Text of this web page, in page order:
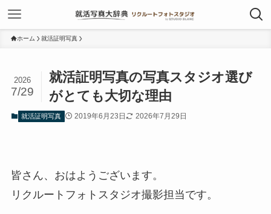
ホーム 就活証明写真
就活証明写真の写真スタジオ選び
がとても大切な理由
2026
7/29
就活証明写真 2019年6月23日 2026年7月29日
皆さん、おはようございます。
リクルートフォトスタジオ撮影担当です。